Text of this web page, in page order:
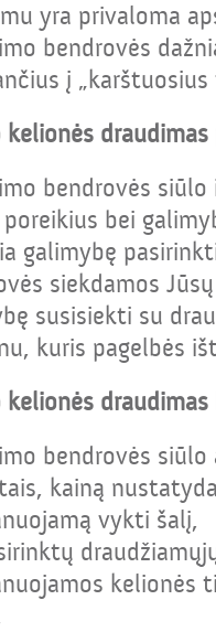
yra privaloma
bendrovės
į „karštuosius
kelionės
bendrovės
bei
galimybę
siekdamos
susisiekti su
kuris pagelbės
kelionės draudimas
bendrovės
kainą
vykti šalį,
kelionės